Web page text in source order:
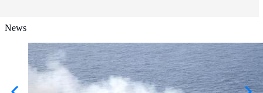
News